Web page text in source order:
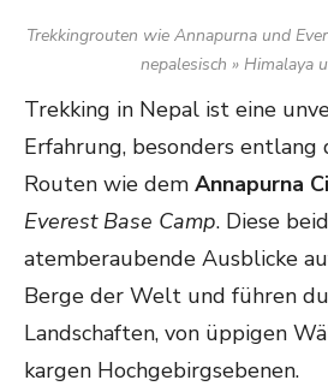
Trekkingrouten wie Annapurna und
nepalesisch » Himalaya
Trekking in Nepal ist eine
Erfahrung, besonders
Routen wie dem Annapurna
Everest Base Camp. Diese
atemberaubende Ausblicke
Berge der Welt und führen
Landschaften, von üppigen
kargen Hochgebirgsebenen.